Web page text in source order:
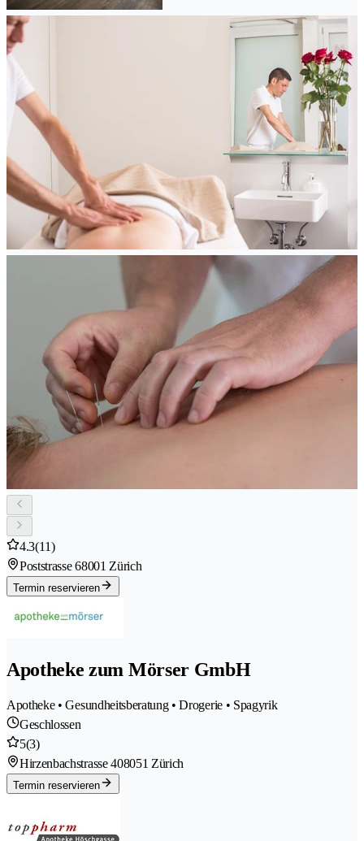
4.3(11)
Poststrasse 68001 Zürich
Termin reservieren
Apotheke zum Mörser GmbH
Apotheke • Gesundheitsberatung • Drogerie • Spagyrik
Geschlossen
5(3)
Hirzenbachstrasse 408051 Zürich
Termin reservieren